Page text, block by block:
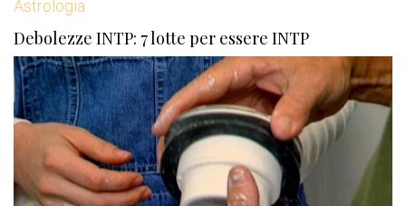
Astrologia
Debolezze INTP: 7 lotte per essere INTP